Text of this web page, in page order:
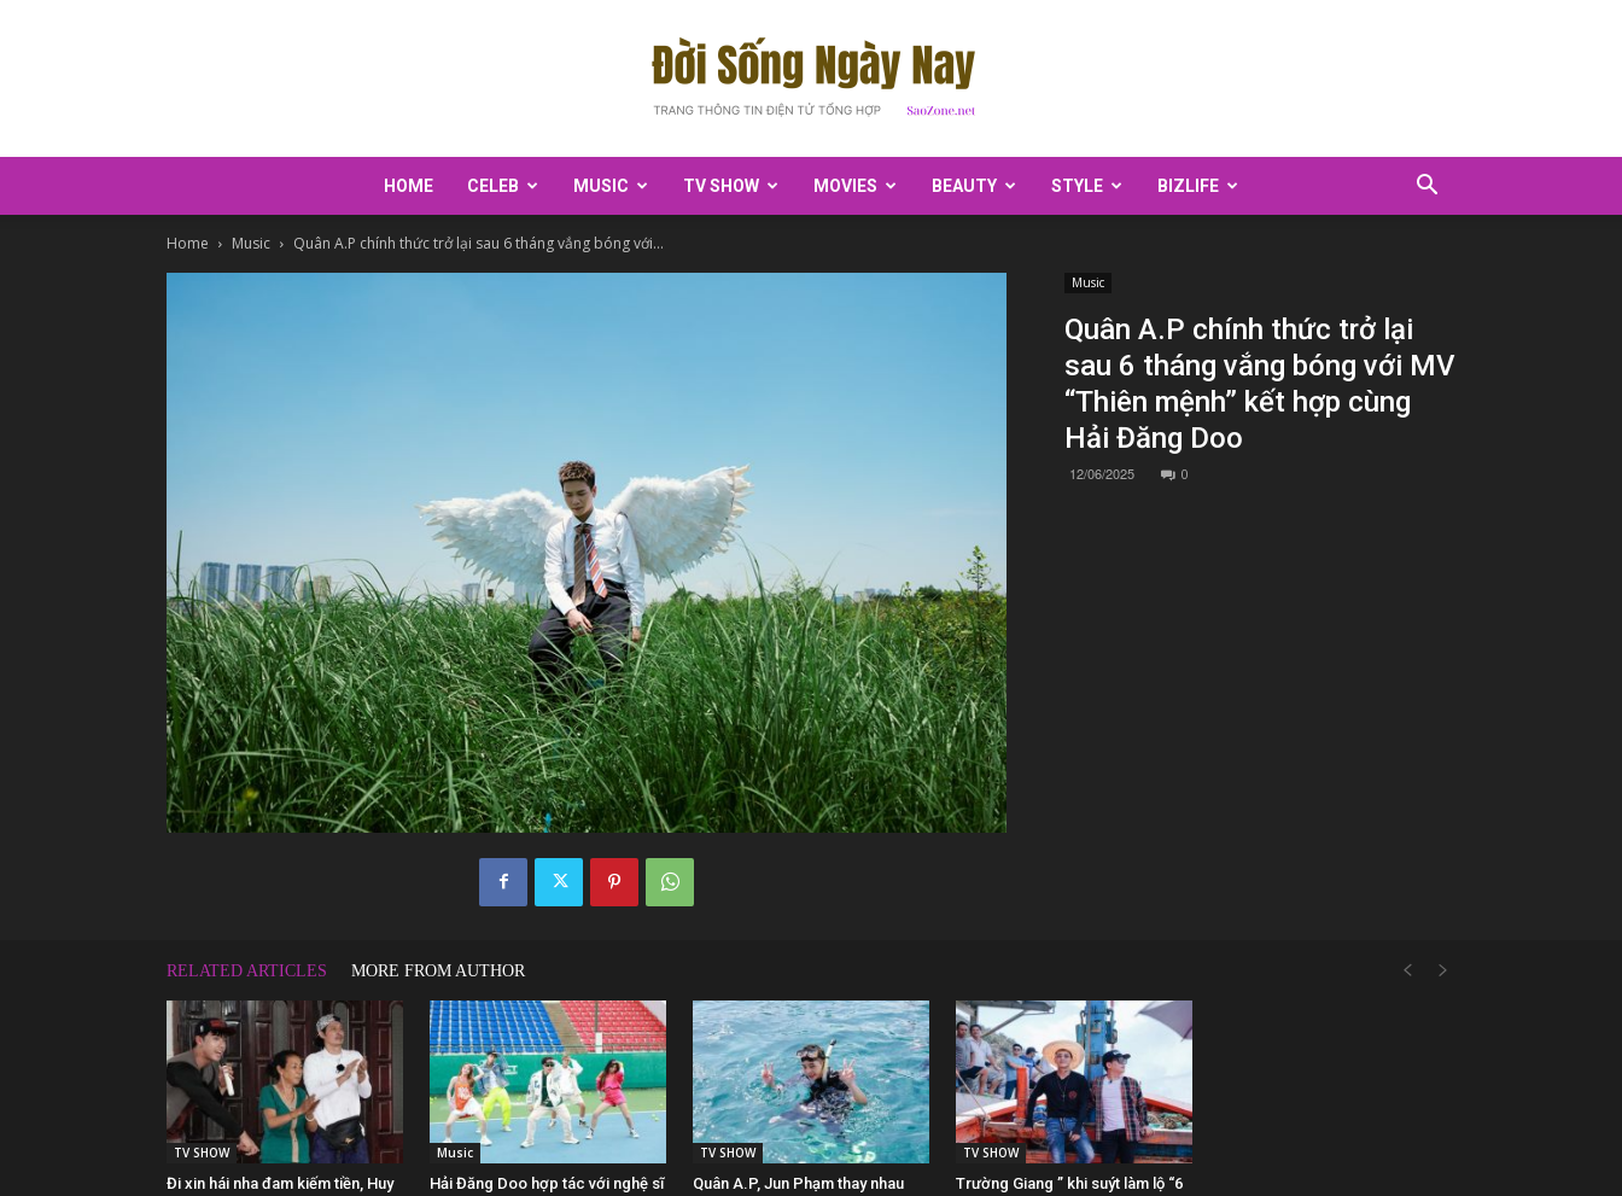
HOME CELEB MUSIC TV SHOW MOVIES BEAUTY STYLE BIZLIFE
Home Music Quân A.P chính thức trở lại sau 6 tháng vắng bóng với...
Music
Quân A.P chính thức trở lại
sau 6 tháng vắng bóng với MV
“Thiên mệnh” kết hợp cùng
Hải Đăng Doo
12/06/2025 0
RELATED ARTICLES MORE FROM AUTHOR
TV SHOW
Đi xin hái nha đam kiếm tiền, Huy
Music
Hải Đăng Doo hợp tác với nghệ sĩ
TV SHOW
Quân A.P, Jun Phạm thay nhau
TV SHOW
Trường Giang ” khi suýt làm lộ “6